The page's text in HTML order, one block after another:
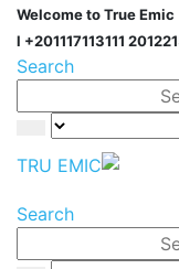
Welcome to True Emic
Search
Search